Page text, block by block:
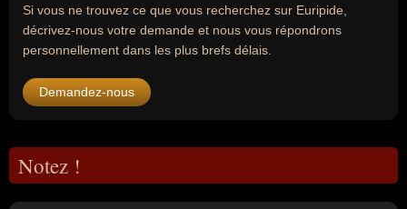
Si vous ne trouvez ce que vous recherchez sur Euripide,
décrivez-nous votre demande et nous vous répondrons
personnellement dans les plus brefs délais.
Demandez-nous
Notez !